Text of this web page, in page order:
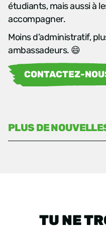
étudiants, mais aussi à
accompagner.
Moins d’administratif,
ambassadeurs. 😄
CONTACTEZ-
PLUS DE
TU NE